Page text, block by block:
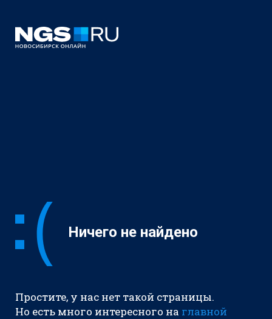
Ничего не найдено
Простите, у нас нет такой страницы.
Но есть много интересного на главной